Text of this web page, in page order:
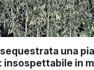
una
insospettabile in